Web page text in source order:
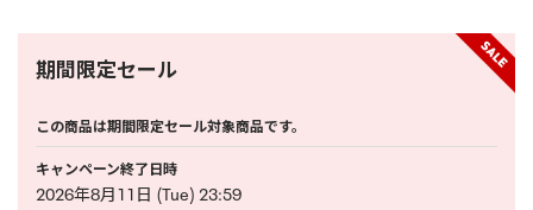
期間限定セール
この商品は期間限定セール対象商品です。
キャンペーン終了日時
2026年8月11日 (Tue) 23:59